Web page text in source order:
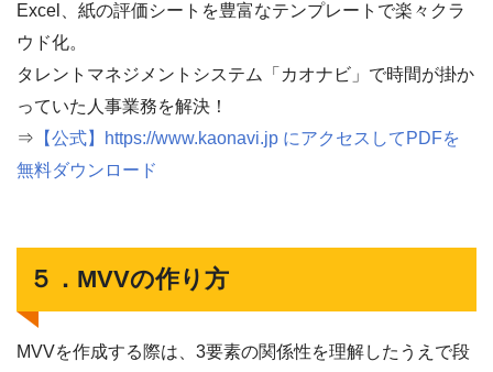
Excel、紙の評価シートを豊富なテンプレートで楽々クラ
ウド化。
タレントマネジメントシステム「カオナビ」で時間が掛か
っていた人事業務を解決！
⇒ 【公式】https://www.kaonavi.jp にアクセスしてPDFを
無料ダウンロード
５．MVVの作り方
MVVを作成する際は、3要素の関係性を理解したうえで段